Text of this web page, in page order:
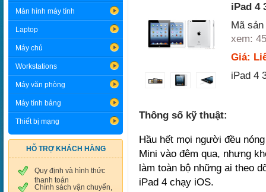
Màn hình máy tính
Laptop
Máy chủ
Workstations
Máy văn phòng
Máy tính bảng
Thiết bị mạng
HỖ TRỢ KHÁCH HÀNG
Quy định và hình thức
thanh toán
Chính sách vận chuyển,
iPad 4
Mã
xem:
Giá:
iPad 4
Thông số kỹ thuật:
Hầu hết mọi người đều
Mini vào đêm qua, nhưng
làm toàn bộ những ai theo
iPad 4 chạy iOS.